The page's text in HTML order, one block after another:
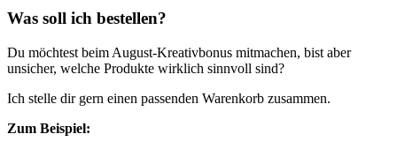
Was soll ich bestellen?
Du möchtest beim August-Kreativbonus mitmachen, bist aber
unsicher, welche Produkte wirklich sinnvoll sind?
Ich stelle dir gern einen passenden Warenkorb zusammen.
Zum Beispiel: